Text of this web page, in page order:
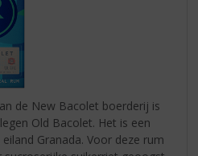
de New Bacolet boerderij is
Old Bacolet. Het is een
Granada. Voor deze rum